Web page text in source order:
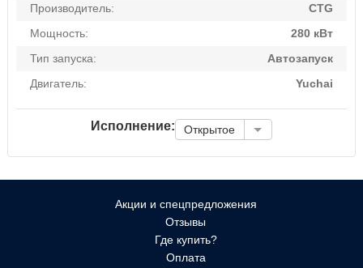
Производитель:
CTG
Мощность:
280 кВт
Тип запуска:
Автозапуск
Двигатель:
Yuchai
Исполнение: Открытое
Акции и спецпредложения
Отзывы
Где купить?
Оплата